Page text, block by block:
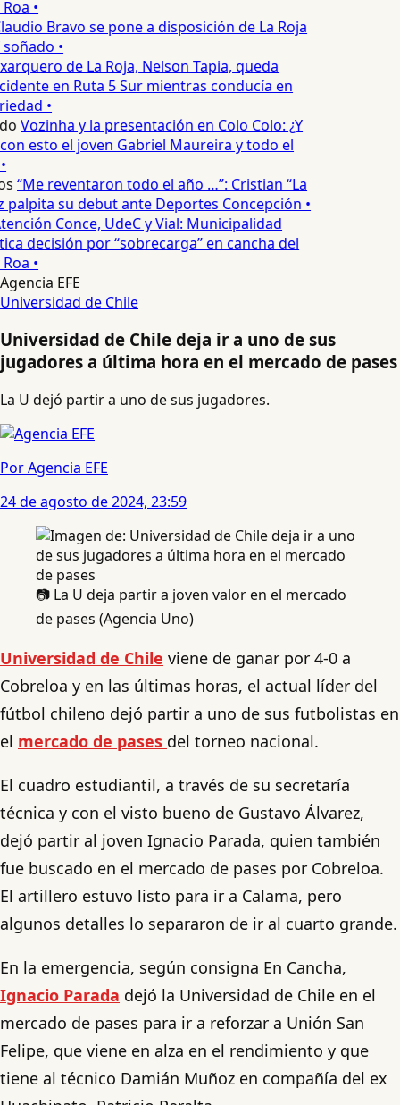
•
Bravo se pone a disposición de La Roja
•
de La Roja, Nelson Tapia, queda
en Ruta 5 Sur mientras conducía en
•
Vozinha y la presentación en Colo Colo: ¿Y
esto el joven Gabriel Maureira y todo el
“Me reventaron todo el año …”: Cristian “La
palpita su debut ante Deportes Concepción •
Conce, UdeC y Vial: Municipalidad
decisión por “sobrecarga” en cancha del
•
Agencia EFE
Universidad de Chile
Universidad de Chile deja ir a uno de sus
jugadores a última hora en el mercado de pases
La U dejó partir a uno de sus jugadores.
Por Agencia EFE
24 de agosto de 2024, 23:59
📷 La U deja partir a joven valor en el mercado
de pases (Agencia Uno)
Universidad de Chile viene de ganar por 4-0 a
Cobreloa y en las últimas horas, el actual líder del
fútbol chileno dejó partir a uno de sus futbolistas en
el mercado de pases del torneo nacional.
El cuadro estudiantil, a través de su secretaría
técnica y con el visto bueno de Gustavo Álvarez,
dejó partir al joven Ignacio Parada, quien también
fue buscado en el mercado de pases por Cobreloa.
El artillero estuvo listo para ir a Calama, pero
algunos detalles lo separaron de ir al cuarto grande.
En la emergencia, según consigna En Cancha,
Ignacio Parada dejó la Universidad de Chile en el
mercado de pases para ir a reforzar a Unión San
Felipe, que viene en alza en el rendimiento y que
tiene al técnico Damián Muñoz en compañía del ex